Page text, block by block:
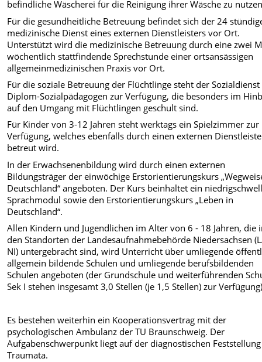
befindliche Wäscherei für die Reinigung ihrer Wäsche zu
Für die gesundheitliche Betreuung befindet sich der 24
medizinische Dienst eines externen Dienstleisters vor Ort.
Unterstützt wird die medizinische Betreuung durch eine zwei
wöchentlich stattfindende Sprechstunde einer ortsansässigen
allgemeinmedizinischen Praxis vor Ort.
Für die soziale Betreuung der Flüchtlinge steht der
Diplom-Sozialpädagogen zur Verfügung, die besonders im
auf den Umgang mit Flüchtlingen geschult sind.
Für Kinder von 3-12 Jahren steht werktags ein Spielzimmer zur
Verfügung, welches ebenfalls durch einen externen
betreut wird.
In der Erwachsenenbildung wird durch einen externen
Bildungsträger der einwöchige Erstorientierungskurs
Deutschland“ angeboten. Der Kurs beinhaltet ein
Sprachmodul sowie den Erstorientierungskurs „Leben in
Deutschland“.
Allen Kindern und Jugendlichen im Alter von 6 - 18 Jahren, die
den Standorten der Landesaufnahmebehörde Niedersachsen
NI) untergebracht sind, wird Unterricht über umliegende
allgemein bildende Schulen und umliegende berufsbildenden
Schulen angeboten(der Grundschule und weiterführenden
Sek I stehen insgesamt 3,0 Stellen (je 1,5 Stellen) zur
Es bestehen weiterhin ein Kooperationsvertrag mit der
psychologischen Ambulanz der TU Braunschweig. Der
Aufgabenschwerpunkt liegt auf der diagnostischen
Traumata.